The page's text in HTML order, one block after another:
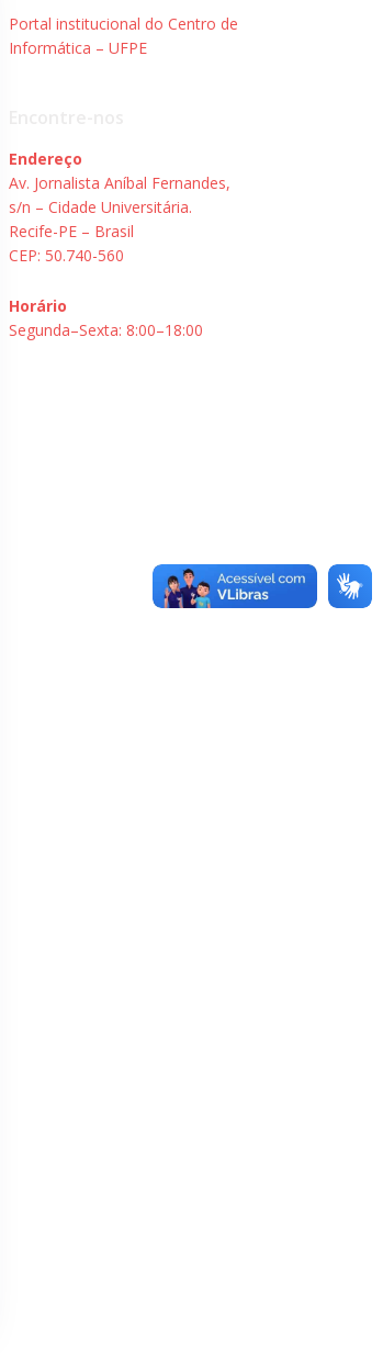
Portal institucional do Centro de
Informática – UFPE
Endereço
Av. Jornalista Aníbal Fernandes,
s/n – Cidade Universitária.
Recife-PE – Brasil
CEP: 50.740-560
Horário
Segunda–Sexta: 8:00–18:00